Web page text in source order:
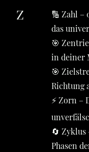
Z
🔢 Zahl
das
🎯
in deiner
🎯
Richtung
⚡ Zorn –
🔄 Zyklus
Phasen